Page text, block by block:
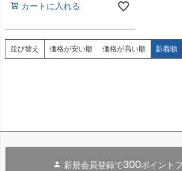
カートに入れる
並び替え 価格が安い順 価格が高い順 新着順
新規会員登録で300ポイント